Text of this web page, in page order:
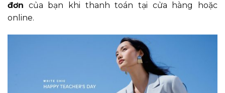
đơn của bạn khi thanh toán tại cửa hàng hoặc
online.